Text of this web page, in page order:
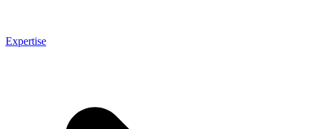
Expertise